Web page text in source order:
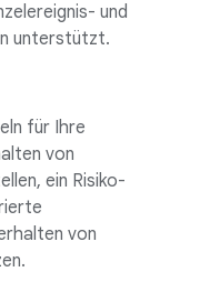
und
unterstützt.
für Ihre
von
ein Risiko-
von